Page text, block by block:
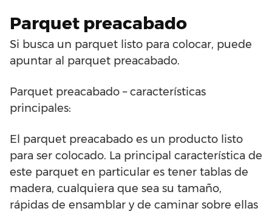
Parquet preacabado
Si busca un parquet listo para colocar, puede
apuntar al parquet preacabado.
Parquet preacabado – características
principales:
El parquet preacabado es un producto listo
para ser colocado. La principal característica de
este parquet en particular es tener tablas de
madera, cualquiera que sea su tamaño,
rápidas de ensamblar y de caminar sobre ellas